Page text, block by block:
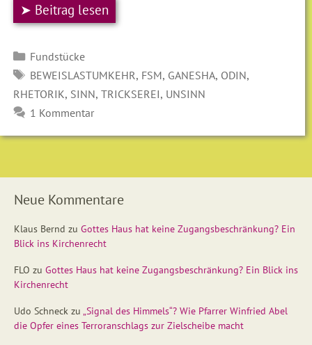
➤ Beitrag lesen
Kategorien
Fundstücke
SCHLAGWÖRTER
BEWEISLASTUMKEHR, FSM, GANESHA, ODIN,
RHETORIK, SINN,TRICKSEREI, UNSINN
1 Kommentar
Neue Kommentare
Klaus Bernd zu Gottes Haus hat keine Zugangsbeschränkung? Ein
Blick ins Kirchenrecht
FLO zu Gottes Haus hat keine Zugangsbeschränkung? Ein Blick ins
Kirchenrecht
Udo Schneck zu „Signal des Himmels“? Wie Pfarrer Winfried Abel
die Opfer eines Terroranschlags zur Zielscheibe macht